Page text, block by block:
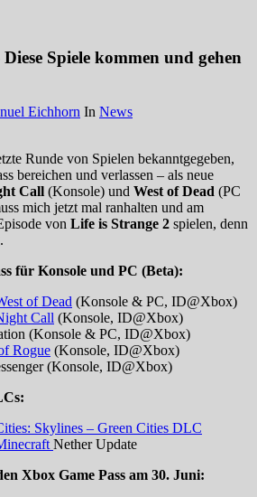
Spiele kommen und gehen
Eichhorn In News
Runde von Spielen bekanntgegeben,
bereichen und verlassen – als neue
Call (Konsole) und West of Dead (PC
mich jetzt mal ranhalten und am
von Life is Strange 2 spielen, denn
für Konsole und PC (Beta):
of Dead (Konsole & PC, ID@Xbox)
Call (Konsole, ID@Xbox)
(Konsole & PC, ID@Xbox)
Rogue (Konsole, ID@Xbox)
(Konsole, ID@Xbox)
Skylines – Green Cities DLC
Nether Update
Xbox Game Pass am 30. Juni: